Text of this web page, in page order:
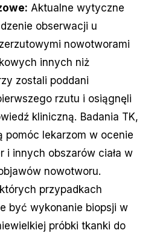
Aktualne wytyczne
obserwacji u
nowotworami
innych niż
zostali poddani
rzutu i osiągnęli
kliniczną. Badania TK,
pomóc lekarzom w ocenie
i innych obszarów ciała w
nowotworu.
przypadkach
być wykonanie biopsji w
próbki tkanki do